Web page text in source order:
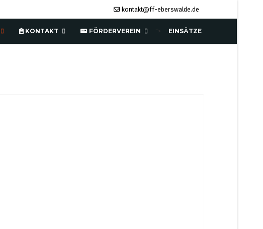
kontakt@ff-eberswalde.de
KONTAKT FÖRDERVEREIN "> EINSÄTZE